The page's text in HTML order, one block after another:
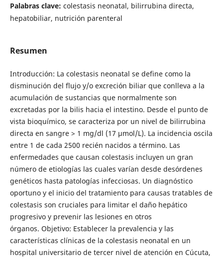
Palabras clave: colestasis neonatal, bilirrubina directa,
hepatobiliar, nutrición parenteral
Resumen
Introducción: La colestasis neonatal se define como la
disminución del flujo y/o excreción biliar que conlleva a la
acumulación de sustancias que normalmente son
excretadas por la bilis hacia el intestino. Desde el punto de
vista bioquímico, se caracteriza por un nivel de bilirrubina
directa en sangre > 1 mg/dl (17 µmol/L). La incidencia oscila
entre 1 de cada 2500 recién nacidos a término. Las
enfermedades que causan colestasis incluyen un gran
número de etiologías las cuales varían desde desórdenes
genéticos hasta patologías infecciosas. Un diagnóstico
oportuno y el inicio del tratamiento para causas tratables de
colestasis son cruciales para limitar el daño hepático
progresivo y prevenir las lesiones en otros
órganos. Objetivo: Establecer la prevalencia y las
características clínicas de la colestasis neonatal en un
hospital universitario de tercer nivel de atención en Cúcuta,